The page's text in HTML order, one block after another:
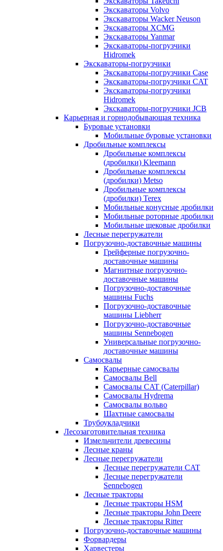
Экскаваторы Volvo
Экскаваторы Wacker Neuson
Экскаваторы XCMG
Экскаваторы Yanmar
Экскаваторы-погрузчики
Hidromek
Экскаваторы-погрузчики
Экскаваторы-погрузчики Case
Экскаваторы-погрузчики CAT
Экскаваторы-погрузчики
Hidromek
Экскаваторы-погрузчики JCB
Карьерная и горнодобывающая техника
Буровые установки
Мобильные буровые установки
Дробильные комплексы
Дробильные комплексы
(дробилки) Kleemann
Дробильные комплексы
(дробилки) Metso
Дробильные комплексы
(дробилки) Terex
Мобильные конусные дробилки
Мобильные роторные дробилки
Мобильные щековые дробилки
Лесные перегружатели
Погрузочно-доставочные машины
Грейферные погрузочно-
доставочные машины
Магнитные погрузочно-
доставочные машины
Погрузочно-доставочные
машины Fuchs
Погрузочно-доставочные
машины Liebherr
Погрузочно-доставочные
машины Sennebogen
Универсальные погрузочно-
доставочные машины
Самосвалы
Карьерные самосвалы
Самосвалы Bell
Самосвалы CAT (Caterpillar)
Самосвалы Hydrema
Самосвалы вольво
Шахтные самосвалы
Трубоукладчики
Лесозаготовительная техника
Измельчители древесины
Лесные краны
Лесные перегружатели
Лесные перегружатели CAT
Лесные перегружатели
Sennebogen
Лесные тракторы
Лесные тракторы HSM
Лесные тракторы John Deere
Лесные тракторы Ritter
Погрузочно-доставочные машины
Форвардеры
Харвестеры